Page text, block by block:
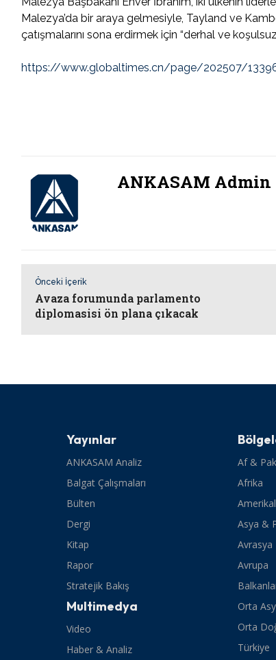
Malezya’da bir araya gelmesiyle, Tayland ve
çatışmalarını sona erdirmek için “derhal ve
https://www.globaltimes.cn/page/202507/
ANKASAM Admin
Önceki İçerik
Avaza forumunda parlamento
diplomasisi ön plana çıkacak
Yayınlar
ANKASAM Analiz
Balgat Çalışmaları
Bülten
Dergi
Kitap
Rapor
Stratejik Bakış
Multimedya
Video
Haber & Analiz
Af & Pak
Afrika
Asya &
Avrasya
Avrupa
Orta
Orta
Türkiye